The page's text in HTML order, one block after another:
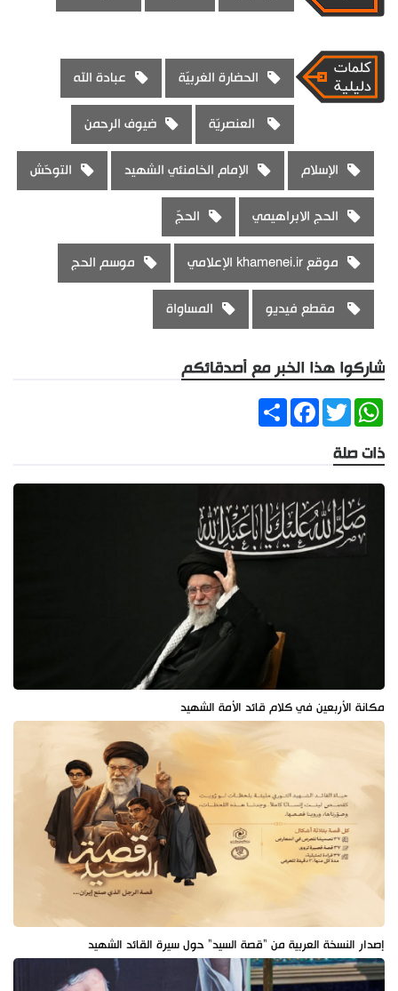
الحضارة الغربيّة عبادة الله
العنصريّة ضيوف الرحمن
الإسلام الإمام الخامنئي الشهيد التوحّش
الحج الابراهيمي الحجّ
موقع khamenei.ir الإعلامي موسم الحج
مقطع فيديو المساواة
شاركوا هذا الخبر مع أصدقائكم
ShareFacebookTwitter
WhatsApp
ذات صلة
مكانة الأربعين في كلام قائد الأمة الشهيد
إصدار النسخة العربية من "قصة السيد" حول سيرة القائد الشهيد